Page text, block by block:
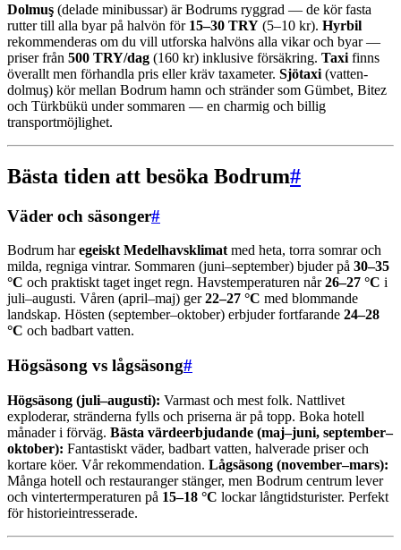
Dolmuş (delade minibussar) är Bodrums ryggrad — de kör fasta
rutter till alla byar på halvön för 15–30 TRY (5–10 kr). Hyrbil
rekommenderas om du vill utforska halvöns alla vikar och byar —
priser från 500 TRY/dag (160 kr) inklusive försäkring. Taxi finns
överallt men förhandla pris eller kräv taxameter. Sjötaxi (vatten-
dolmuş) kör mellan Bodrum hamn och stränder som Gümbet, Bitez
och Türkbükü under sommaren — en charmig och billig
transportmöjlighet.
Bästa tiden att besöka Bodrum#
Väder och säsonger#
Bodrum haregeiskt Medelhavsklimat med heta, torra somrar och
milda, regniga vintrar. Sommaren (juni–september) bjuder på 30–35
°C och praktiskt taget inget regn. Havstemperaturen når26–27 °C i
juli–augusti. Våren (april–maj) ger22–27 °C med blommande
landskap. Hösten (september–oktober) erbjuder fortfarande 24–28
°C och badbart vatten.
Högsäsong vs lågsäsong#
Högsäsong (juli–augusti): Varmast och mest folk. Nattlivet
exploderar, stränderna fylls och priserna är på topp. Boka hotell
månader i förväg. Bästa värdeerbjudande (maj–juni, september–
oktober): Fantastiskt väder, badbart vatten, halverade priser och
kortare köer. Vår rekommendation. Lågsäsong (november–mars):
Många hotell och restauranger stänger, men Bodrum centrum lever
och vintertermperaturen på 15–18 °C lockar långtidsturister. Perfekt
för historieintresserade.